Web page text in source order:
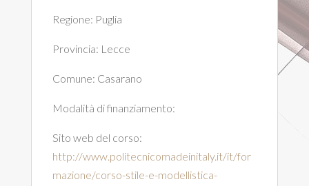
Regione: Puglia
Provincia: Lecce
Comune: Casarano
Modalità di finanziamento:
Sito web del corso:
http://www.politecnicomadeinitaly.it/it/for
mazione/corso-stile-e-modellistica-